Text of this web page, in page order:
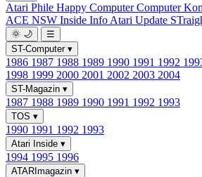
Atari Phile Happy ComputerComputer
ACE NSW Inside Info Atari Update
🌞 🌙
☰
ST-Computer ▾
1986 1987 1988 1989 1990 1991 1992
1998 1999 2000 2001 2002 2003 2004
ST-Magazin ▾
1987 1988 1989 1990 1991 1992 1993
TOS ▾
1990 1991 1992 1993
Atari Inside ▾
1994 1995 1996
ATARImagazin ▾